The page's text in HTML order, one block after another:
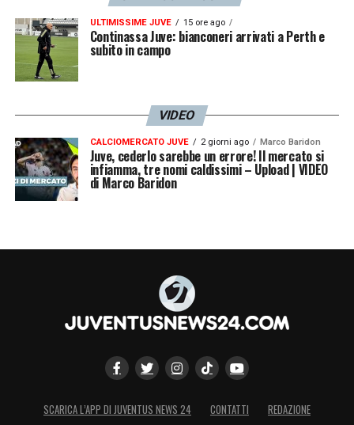
ULTIMISSIME JUVE 15 ore ago
Continassa Juve: bianconeri arrivati a Perth e
subito in campo
VIDEO
CALCIOMERCATO JUVE 2 giorni ago Marco Baridon
Juve, cederlo sarebbe un errore! Il mercato si
infiamma, tre nomi caldissimi – Upload | VIDEO
di Marco Baridon
SCARICA L’APP DI JUVENTUS NEWS 24 CONTATTI
REDAZIONE